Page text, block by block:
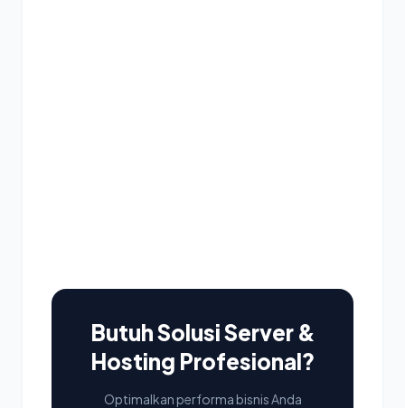
Butuh Solusi Server &
Hosting Profesional?
Optimalkan performa bisnis Anda